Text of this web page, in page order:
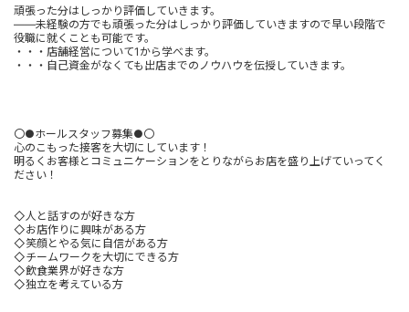
頑張った分はしっかり評価していきます。
――未経験の方でも頑張った分はしっかり評価していきますので早い段階で
役職に就くことも可能です。
・・・店舗経営について1から学べます。
・・・自己資金がなくても出店までのノウハウを伝授していきます。
〇●ホールスタッフ募集●〇
心のこもった接客を大切にしています！
明るくお客様とコミュニケーションをとりながらお店を盛り上げていってく
ださい！
◇人と話すのが好きな方
◇お店作りに興味がある方
◇笑顔とやる気に自信がある方
◇チームワークを大切にできる方
◇飲食業界が好きな方
◇独立を考えている方